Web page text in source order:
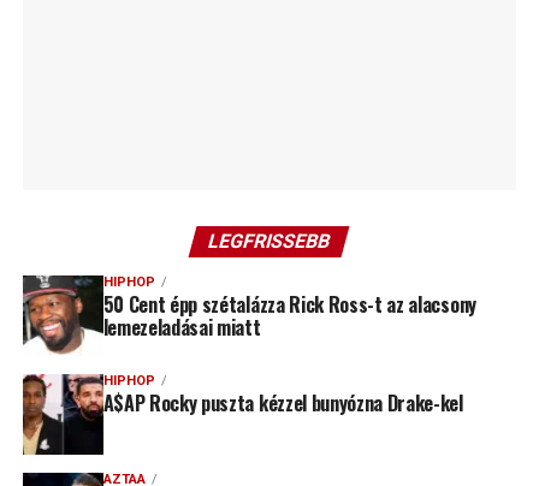
LEGFRISSEBB
HIPHOP
50 Cent épp szétalázza Rick Ross-t az alacsony
lemezeladásai miatt
HIPHOP
A$AP Rocky puszta kézzel bunyózna Drake-kel
AZTAA